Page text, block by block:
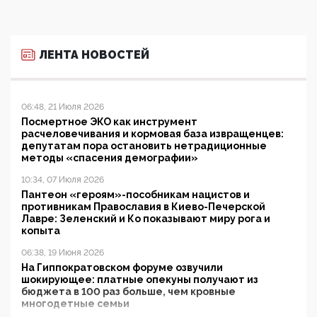
ЛЕНТА НОВОСТЕЙ
06:48, 21 Июля 2026
Посмертное ЭКО как инструмент
расчеловечивания и кормовая база извращенцев:
депутатам пора остановить нетрадиционные
методы «спасения демографии»
10:34, 07 Июля 2026
Пантеон «героям»-пособникам нацистов и
противникам Православия в Киево-Печерской
Лавре: Зеленский и Ко показывают миру рога и
копыта
06:38, 19 Июня 2026
На Гиппократовском форуме озвучили
шокирующее: платные опекуны получают из
бюджета в 100 раз больше, чем кровные
многодетные семьи